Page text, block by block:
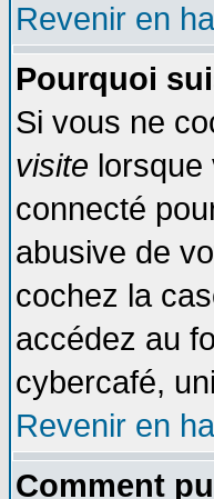
Revenir en
Pourquoi
Si vous ne
visite lorsque
connecté
abusive de
cochez la
accédez au
cybercafé,
Revenir en
Comment